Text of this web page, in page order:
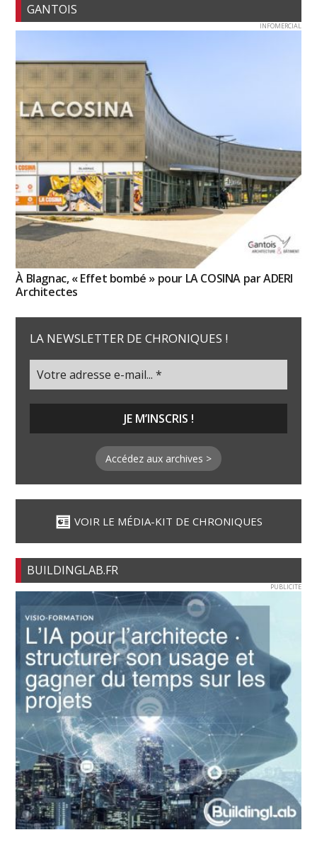
GANTOIS
INFOMERCIAL
À Blagnac, « Effet bombé » pour LA COSINA par ADERI
Architectes
LA NEWSLETTER DE CHRONIQUES !
Accédez aux archives >
VOIR LE MÉDIA-KIT DE CHRONIQUES
BUILDINGLAB.FR
PUBLICITE